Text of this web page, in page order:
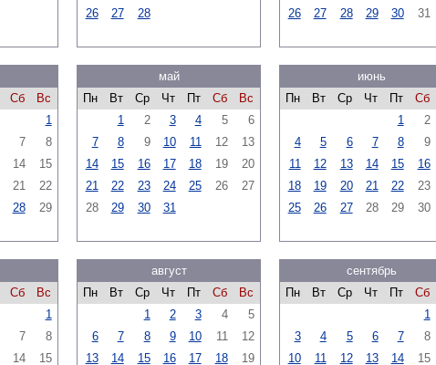
26
27 28
26
27 28 29 30 31
Сб
Вс
1
7
8
14
15
21
22
28
29
май
Пн
Вт Ср Чт Пт Сб
Вс
1
2 3 4 5
6
7
8 9 10 11 12
13
14
15 16 17 18 19
20
21
22 23 24 25 26
27
28
29 30 31
июнь
Пн
Вт Ср Чт Пт Сб
1
2
4
5 6 7 8 9
11
12 13 14 15 16
18
19 20 21 22 23
25
26 27 28 29 30
Сб
Вс
1
7
8
14 15
август
Пн
Вт Ср Чт Пт Сб
Вс
1
2 3 4
5
6
7 8 9 10 11
12
13
14 15 16 17 18 19
сентябрь
Пн
Вт Ср Чт Пт Сб
1
3
4 5 6 7 8
10
11 12 13 14 15